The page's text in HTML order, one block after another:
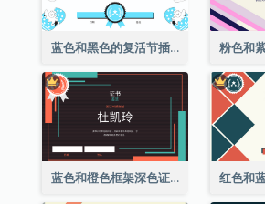
蓝色和黑色的复活节插图证书
蓝色和橙色框架深色证书